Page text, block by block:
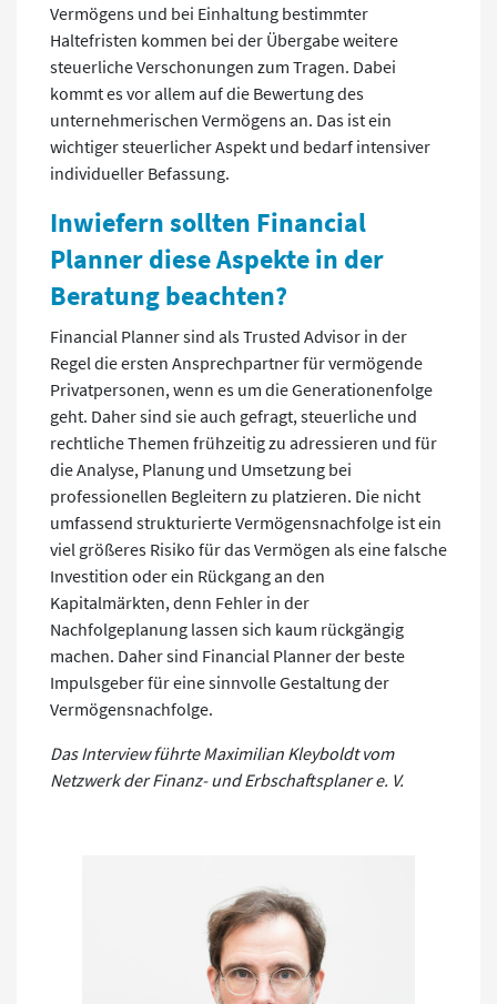
Vermögens und bei Einhaltung bestimmter
Haltefristen kommen bei der Übergabe weitere
steuerliche Verschonungen zum Tragen. Dabei
kommt es vor allem auf die Bewertung des
unternehmerischen Vermögens an. Das ist ein
wichtiger steuerlicher Aspekt und bedarf intensiver
individueller Befassung.
Inwiefern sollten Financial
Planner diese Aspekte in der
Beratung beachten?
Financial Planner sind als Trusted Advisor in der
Regel die ersten Ansprechpartner für vermögende
Privatpersonen, wenn es um die Generationenfolge
geht. Daher sind sie auch gefragt, steuerliche und
rechtliche Themen frühzeitig zu adressieren und für
die Analyse, Planung und Umsetzung bei
professionellen Begleitern zu platzieren. Die nicht
umfassend strukturierte Vermögensnachfolge ist ein
viel größeres Risiko für das Vermögen als eine falsche
Investition oder ein Rückgang an den
Kapitalmärkten, denn Fehler in der
Nachfolgeplanung lassen sich kaum rückgängig
machen. Daher sind Financial Planner der beste
Impulsgeber für eine sinnvolle Gestaltung der
Vermögensnachfolge.
Das Interview führte Maximilian Kleyboldt vom
Netzwerk der Finanz- und Erbschaftsplaner e. V.